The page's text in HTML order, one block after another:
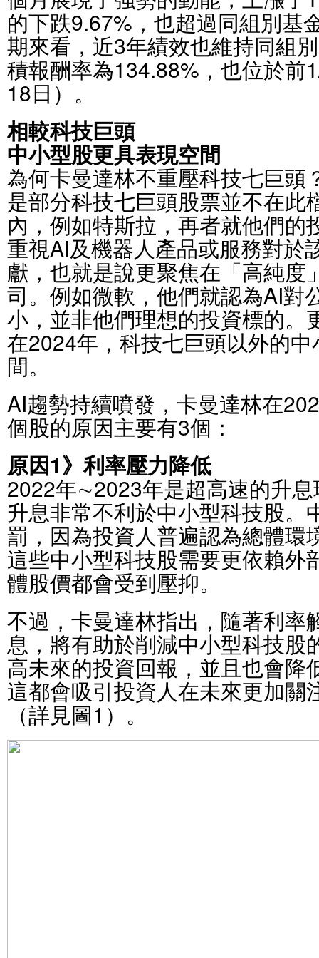
的下跌9.67%，也超過同組別基
期來看，近3年績效也維持同組
積報酬率為134.88%，也位於前
18日）。
相較科技巨頭
中小型股更具表現空間
為何卡曼達林不重壓科技七巨頭
是部分科技七巨頭股票並不在此
內，例如特斯拉，再者就他們的
重視AI及機器人產品或服務對於
獻，也就是說更聚焦在「高純度
司。例如微軟，他們就認為AI對
小，並非他們理想的投資標的。
在2024年，科技七巨頭以外的
間。
AI趨勢持續噴發，卡曼達林在
個股的原因主要有3個：
原因1》利率壓力降低
2022年∼2023年是超高速的升
升息非常不利於中小型科技股。
罰，因為投資人普遍認為總體環
這些中小型科技股需要更依賴外
體股價都會受到壓抑。
不過，卡曼達林指出，隨著利率
息，將有助於削減中小型科技股
高未來的投資回報，並且也會降
這都會吸引投資人在未來更加關
（詳見圖1）。